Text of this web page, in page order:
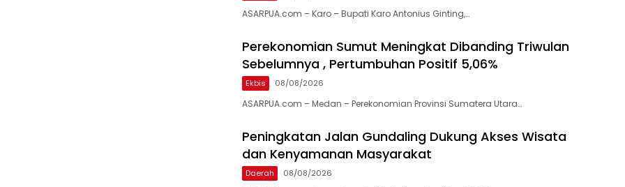
ASARPUA.com – Karo – Bupati Karo Antonius Ginting,…
Perekonomian Sumut Meningkat Dibanding Triwulan
Sebelumnya , Pertumbuhan Positif 5,06%
Ekbis 08/08/2026
ASARPUA.com – Medan – Perekonomian Provinsi Sumatera Utara…
Peningkatan Jalan Gundaling Dukung Akses Wisata
dan Kenyamanan Masyarakat
Daerah 08/08/2026